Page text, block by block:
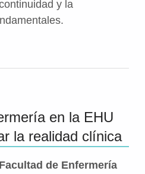
y la
en la EHU
la realidad clínica
Facultad de Enfermería